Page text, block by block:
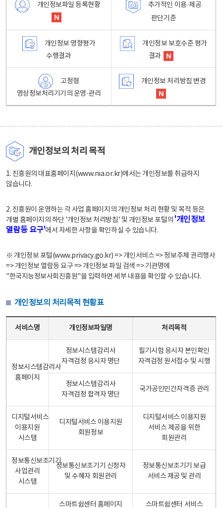
개인정보파일 등록현황
추가적인 이용·제공
판단기준
개인정보 영향평가
수행결과
개인정보 보호수준 평가
결과
고정형
영상정보처리기기의 운영·관리
개인정보 처리방침 변경
개인정보의 처리 목적
1. 진흥원의 대표홈페이지(www.nia.or.kr)에서는 개인정보를 취급하지
않습니다.
2. 진흥원이 운영하는 각 사업 홈페이지의 개인정보 처리 현황 및 목적 등은
개별 홈페이지의 하단 '개인정보 처리방침' 및 개인정보 포털의 '개인정보
열람등 요구'에서 자세한 사항을 확인하실 수 있습니다.
※ 개인정보 포털(www.privacy.go.kr) => 개인서비스 => 정보주체 권리행사
=> 개인정보 열람등 요구 => 개인정보 파일 검색 => 기관명에
"한국지능정보사회진흥원"을 입력하면 세부 내용을 확인할 수 있습니다.
개인정보의 처리목적 현황표
서비스명 개인정보파일명 처리목적
정보시스템감리사
홈페이지
정보시스템감리사
자격검정 응시자 명단
필기시험 응시자 본인확인
자격검정 원서접수 및 시행
정보시스템감리사
자격검정 합격자 명단
국가공인민간자격증 관리
디지털서비스
이용지원
시스템
디지털서비스 이용지원
회원정보
디지털서비스 이용지원
서비스 제공을 위한
회원관리
정보통신보조기기
사업관리
시스템
정보통신보조기기 신청자
및 수혜자 회원관리
정보통신보조기기 보급
서비스 제공 및 관리
스마트쉼센터 홈페이지
스마트쉼센터 서비스